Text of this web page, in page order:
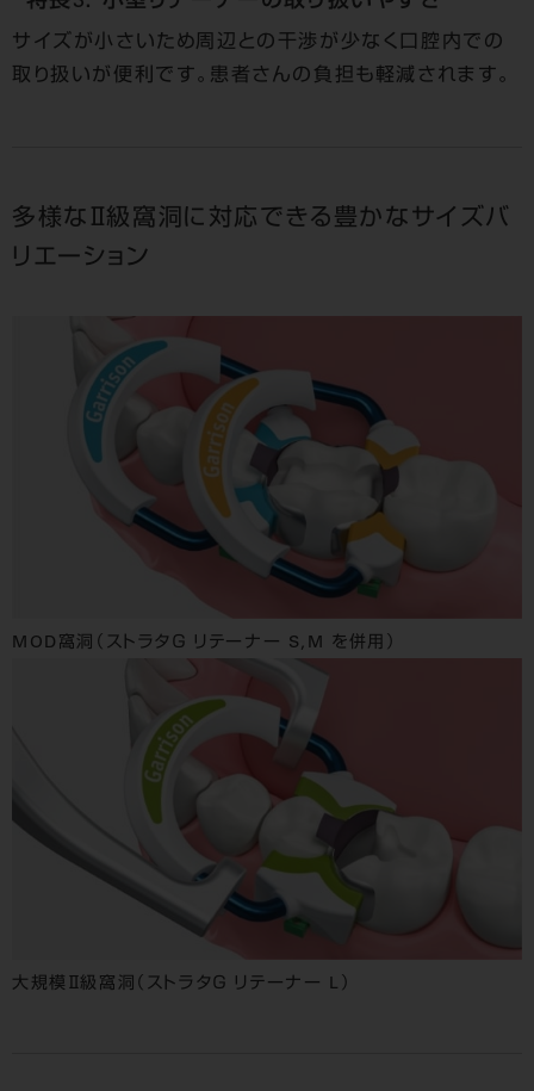
サイズが小さいため周辺との干渉が少なく口腔内での
取り扱いが便利です。患者さんの負担も軽減されます。
多様なⅡ級窩洞に対応できる豊かなサイズバ
リエーション
MOD窩洞（ストラタＧ リテーナー S,M を併用）
大規模Ⅱ級窩洞（ストラタＧ リテーナー L）